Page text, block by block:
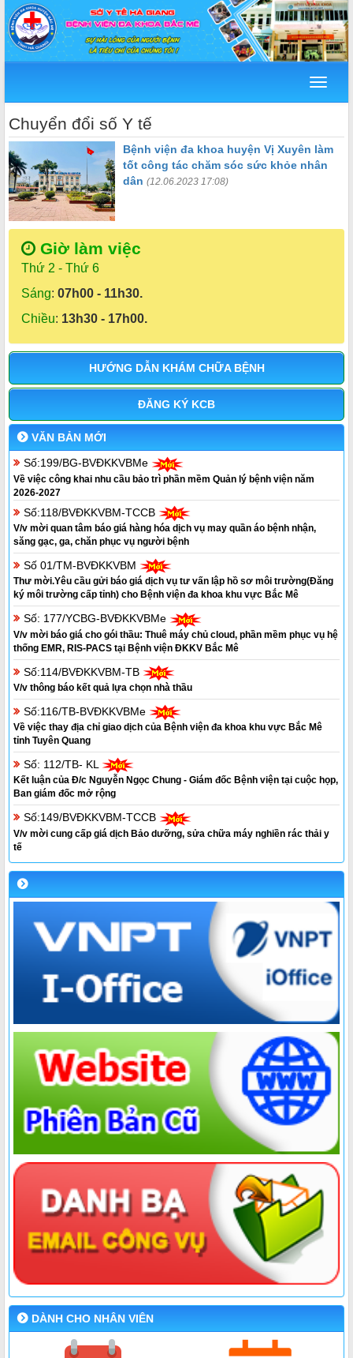
Menu
Chuyển đổi số Y tế
Bệnh viện đa khoa huyện Vị Xuyên làm
tốt công tác chăm sóc sức khỏe nhân
dân (12.06.2023 17:08)
Giờ làm việc
Thứ 2 - Thứ 6
Sáng: 07h00 - 11h30.
Chiều: 13h30 - 17h00.
HƯỚNG DẪN KHÁM CHỮA BỆNH
ĐĂNG KÝ KCB
VĂN BẢN MỚI
Số:199/BG-BVĐKKVBMe
Về việc công khai nhu cầu bảo trì phần mềm Quản lý bệnh viện năm
2026-2027
Số:118/BVĐKKVBM-TCCB
V/v mời quan tâm báo giá hàng hóa dịch vụ may quần áo bệnh nhận,
săng gạc, ga, chăn phục vụ người bệnh
Số 01/TM-BVĐKKVBM
Thư mời.Yêu cầu gửi báo giá dịch vụ tư vấn lập hồ sơ môi trường(Đăng
ký môi trường cấp tỉnh) cho Bệnh viện đa khoa khu vực Bắc Mê
Số: 177/YCBG-BVĐKKVBMe
V/v mời báo giá cho gói thầu: Thuê máy chủ cloud, phần mềm phục vụ hệ
thống EMR, RIS-PACS tại Bệnh viện ĐKKV Bắc Mê
Số:114/BVĐKKVBM-TB
V/v thông báo kết quả lựa chọn nhà thầu
Số:116/TB-BVĐKKVBMe
Về việc thay địa chỉ giao dịch của Bệnh viện đa khoa khu vực Bắc Mê
tỉnh Tuyên Quang
Số: 112/TB- KL
Kết luận của Đ/c Nguyễn Ngọc Chung - Giám đốc Bệnh viện tại cuộc họp,
Ban giám đốc mở rộng
Số:149/BVĐKKVBM-TCCB
V/v mời cung cấp giá dịch Bảo dưỡng, sửa chữa máy nghiền rác thải y
tế
DÀNH CHO NHÂN VIÊN